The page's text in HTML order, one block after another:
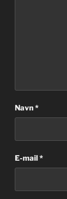
Navn*
E-mail*